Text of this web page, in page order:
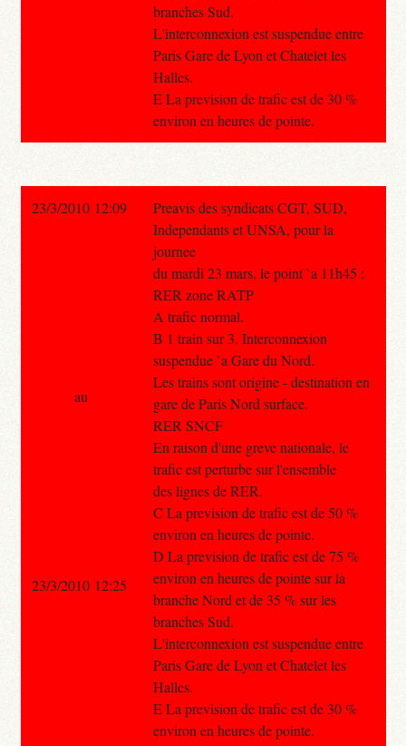
branches Sud.
L'interconnexion est suspendue entre
Paris Gare de Lyon et Chatelet les
Halles.
E La prevision de trafic est de 30 %
environ en heures de pointe.
23/3/2010 12:09
Preavis des syndicats CGT, SUD,
Independants et UNSA, pour la
journee
du mardi 23 mars, le point `a 11h45 :
RER zone RATP
A trafic normal.
B 1 train sur 3. Interconnexion
suspendue `a Gare du Nord.
Les trains sont origine - destination en
gare de Paris Nord surface.
RER SNCF
En raison d'une greve nationale, le
trafic est perturbe sur l'ensemble
des lignes de RER.
C La prevision de trafic est de 50 %
environ en heures de pointe.
D La prevision de trafic est de 75 %
environ en heures de pointe sur la
branche Nord et de 35 % sur les
branches Sud.
L'interconnexion est suspendue entre
Paris Gare de Lyon et Chatelet les
Halles.
E La prevision de trafic est de 30 %
environ en heures de pointe.
au
23/3/2010 12:25